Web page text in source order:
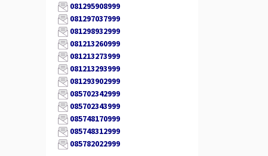
081295908999
081297037999
081298932999
081213260999
081213273999
081213293999
081293902999
085702342999
085702343999
085748170999
085748312999
085782022999